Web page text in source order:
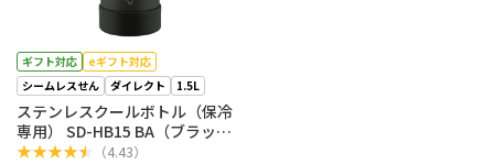
ギフト対応
eギフト対応
シームレスせん
ダイレクト 1.5L
ステンレスクールボトル（保冷
専用） SD-HB15 BA（ブラッ
ク）
★★★★★ （4.43）